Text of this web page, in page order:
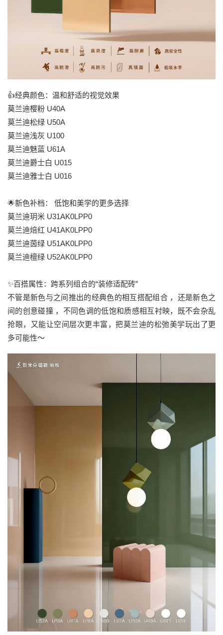
👍经典颜色：温和舒适的视觉效果
莫兰迪樱粉 U40A
莫兰迪松绿 U50A
莫兰迪浅灰 U100
莫兰迪魅蓝 U61A
莫兰迪爵士白 U015
莫兰迪雅士白 U016
🌟新色补档： 低饱和美学的更多选择
莫兰迪玥米 U31AK0LPP0
莫兰迪焙红 U41AK0LPP0
莫兰迪茵绿 U51AK0LPP0
莫兰迪檀绿 U52AK0LPP0
✨百搭属性：跨系列组合的“装修适配砖”
不管是新色与之间推出的经典色的相互搭配组合 ，还是新色之
间的创意碰撞 ，不同色调的低饱和质感相互衬映，既不会杂乱
抢眼，又能让空间层次更丰富，把莫兰迪的松弛美学玩出了更
多可能性～